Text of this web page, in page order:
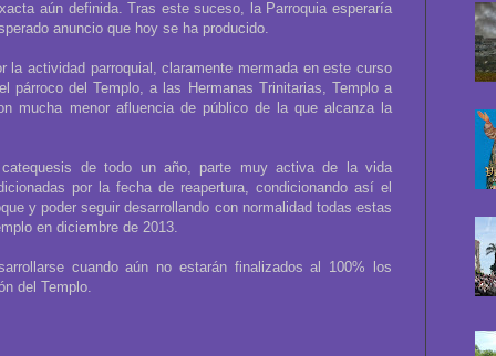
aún definida. Tras este suceso, la Parroquia esperaría
anuncio que hoy se ha producido.
la actividad parroquial, claramente mermada en este curso
párroco del Templo, a las Hermanas Trinitarias, Templo a
mucha menor afluencia de público de la que alcanza la
de todo un año, parte muy activa de la vida
por la fecha de reapertura, condicionando así el
y poder seguir desarrollando con normalidad todas estas
en diciembre de 2013.
cuando aún no estarán finalizados al 100% los
del Templo.